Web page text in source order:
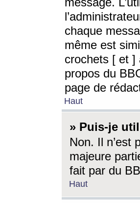
chaque
même est
crochets [ et ]
propos du
page de
Haut
» Puis-je
Non. Il n’est
majeure
fait par du
Haut